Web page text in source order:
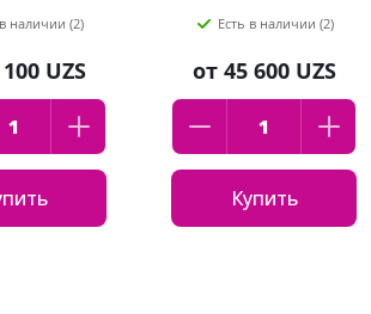
штналичии (2)
UZS
Есть в наличии (2)
от 45 600 UZS
Купить